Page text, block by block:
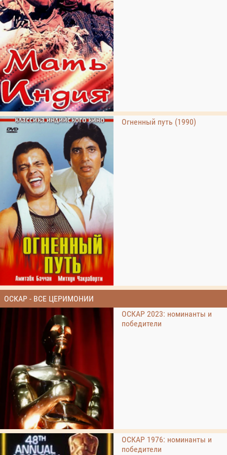
Огненный путь (1990)
ОСКАР - ВСЕ ЦЕРИМОНИИ
ОСКАР 2023: номинанты и
победители
ОСКАР 1976: номинанты и
победители